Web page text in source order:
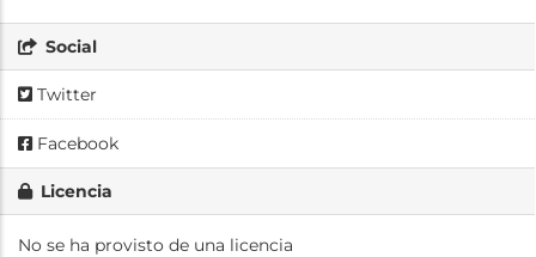
Social
Twitter
Facebook
Licencia
No se ha provisto de una licencia